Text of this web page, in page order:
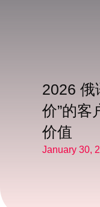
2026 俄
价”的客
价值
January 30,